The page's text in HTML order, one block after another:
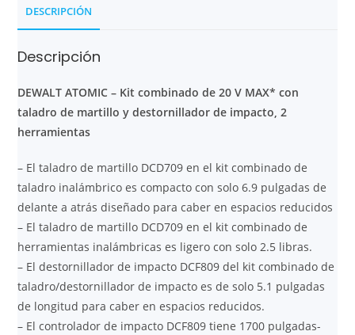
DESCRIPCIÓN
Descripción
DEWALT ATOMIC – Kit combinado de 20 V MAX* con
taladro de martillo y destornillador de impacto, 2
herramientas
– El taladro de martillo DCD709 en el kit combinado de
taladro inalámbrico es compacto con solo 6.9 pulgadas de
delante a atrás diseñado para caber en espacios reducidos
– El taladro de martillo DCD709 en el kit combinado de
herramientas inalámbricas es ligero con solo 2.5 libras.
– El destornillador de impacto DCF809 del kit combinado de
taladro/destornillador de impacto es de solo 5.1 pulgadas
de longitud para caber en espacios reducidos.
– El controlador de impacto DCF809 tiene 1700 pulgadas-